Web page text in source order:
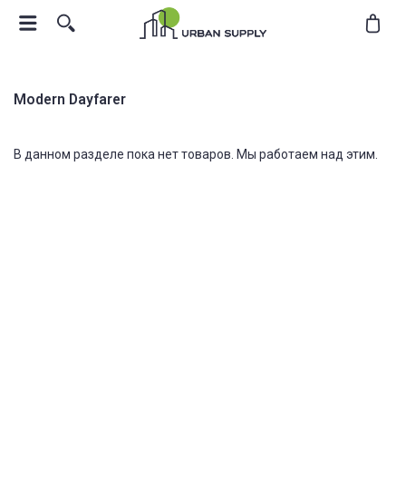
Modern Dayfarer
В данном разделе пока нет товаров. Мы работаем над этим.